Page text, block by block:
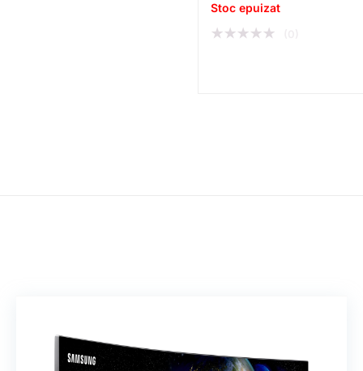
Stoc epuizat
★★★★★